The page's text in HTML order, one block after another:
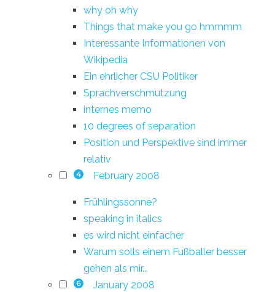
why oh why
Things that make you go hmmmm
Interessante Informationen von
Wikipedia
Ein ehrlicher CSU Politiker
Sprachverschmutzung
internes memo
10 degrees of separation
Position und Perspektive sind immer
relativ
4 February 2008
Frühlingssonne?
speaking in italics
es wird nicht einfacher
Warum solls einem Fußballer besser
gehen als mir...
6 January 2008